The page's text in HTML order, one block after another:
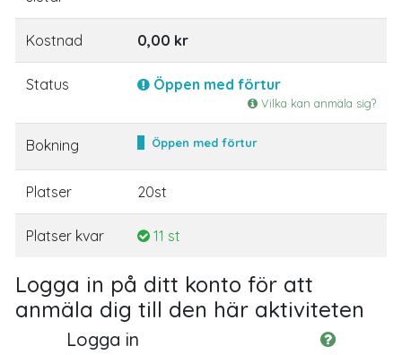
Kostnad 0,00 kr
Status Öppen med förtur
Vilka kan anmäla sig?
Bokning Öppen med förtur
Platser 20st
Platser kvar 11 st
Logga in på ditt konto för att
anmäla dig till den här aktiviteten
Logga in